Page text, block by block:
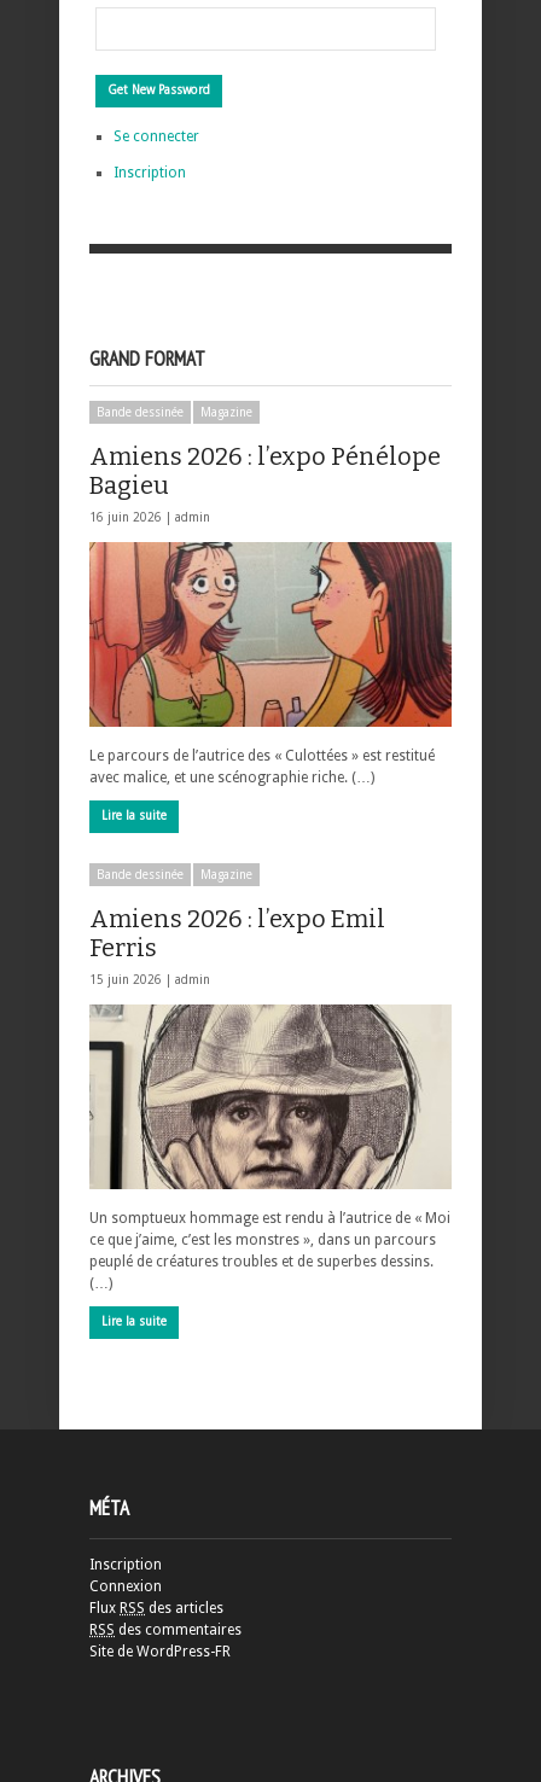
Se connecter
Inscription
GRAND FORMAT
Bande dessinée Magazine
Amiens 2026 : l’expo Pénélope
Bagieu
16 juin 2026 | admin
Le parcours de l’autrice des « Culottées » est restitué
avec malice, et une scénographie riche. (…)
Lire la suite
Bande dessinée Magazine
Amiens 2026 : l’expo Emil
Ferris
15 juin 2026 | admin
Un somptueux hommage est rendu à l’autrice de « Moi
ce que j’aime, c’est les monstres », dans un parcours
peuplé de créatures troubles et de superbes dessins.
(…)
Lire la suite
MÉTA
Inscription
Connexion
Flux RSS des articles
RSS des commentaires
Site de WordPress-FR
ARCHIVES